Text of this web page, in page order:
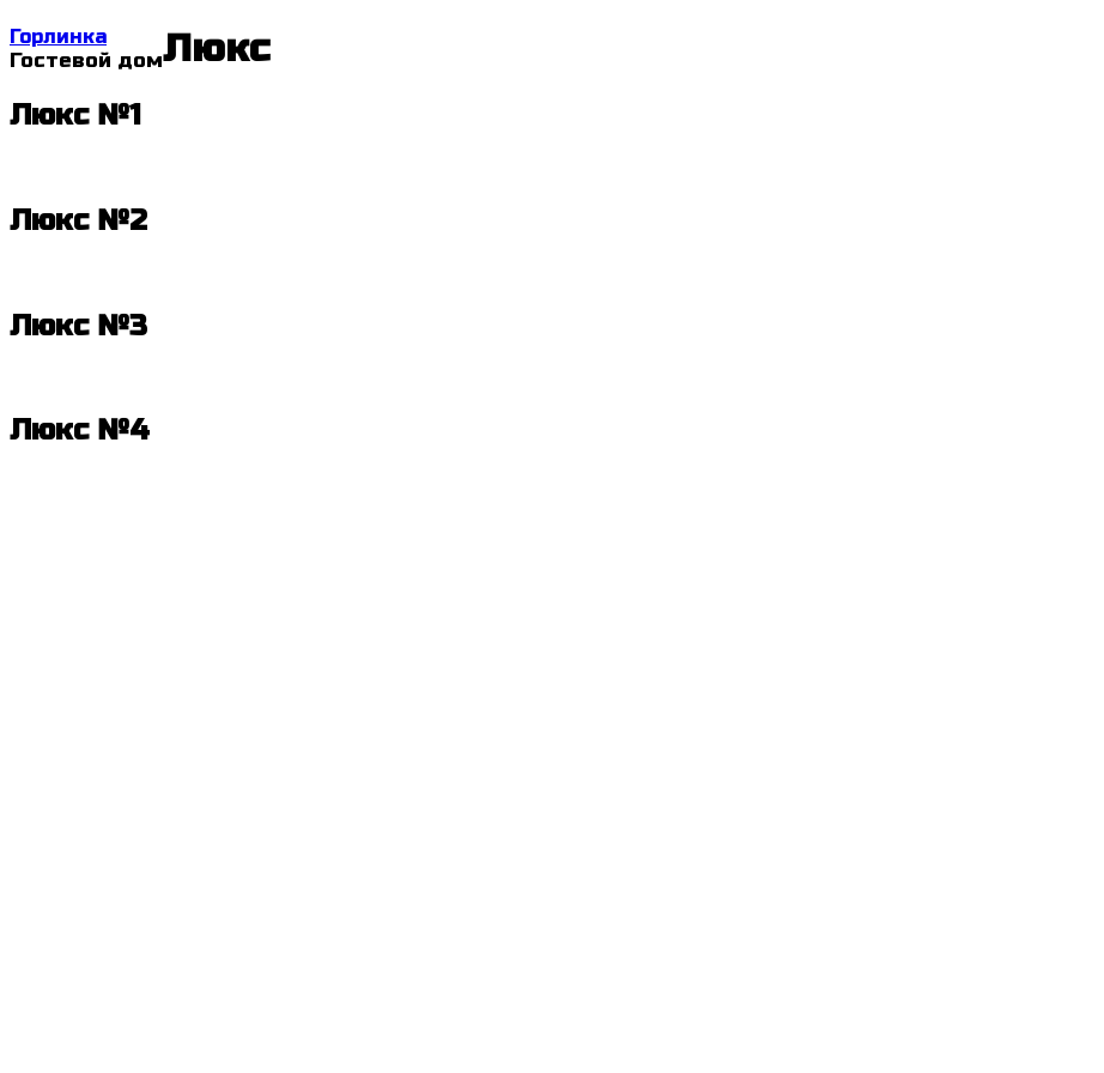
Skip
to
Горлинка
Гостевой домЛюкс
Люкс №1
Люкс №2
Люкс №3
Люкс №4